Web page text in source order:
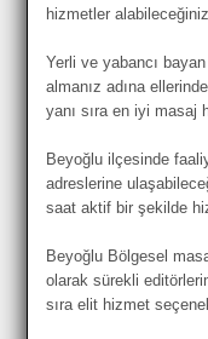
hizmetler
Yerli ve yabancı
almanız adına
yanı sıra en iyi masaj
Beyoğlu ilçesinde
adreslerine
saat aktif bir şekilde
Beyoğlu Bölgesel
olarak sürekli
sıra elit hizmet